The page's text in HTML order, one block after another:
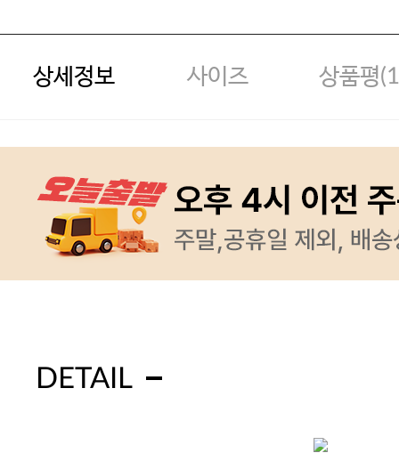
상세정보 사이즈 상품평(1
DETAIL